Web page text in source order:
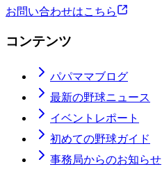
お問い合わせはこちら
コンテンツ
パパママブログ
最新の野球ニュース
イベントレポート
初めての野球ガイド
事務局からのお知らせ